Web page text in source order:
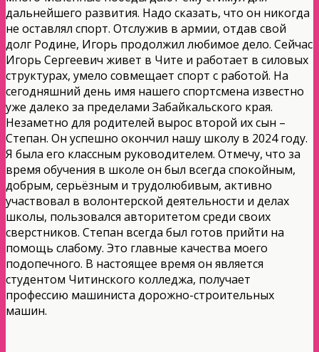
дальнейшего развития. Надо сказать, что он никогда
не оставлял спорт. Отслужив в армии, отдав свой
долг Родине, Игорь продолжил любимое дело. Сейчас
Игорь Сергеевич живет в Чите и работает в силовых
структурах, умело совмещает спорт с работой. На
сегодняшний день имя нашего спортсмена известно
уже далеко за пределами Забайкальского края.
Незаметно для родителей вырос второй их сын –
Степан. Он успешно окончил нашу школу в 2024 году.
Я была его классным руководителем. Отмечу, что за
время обучения в школе он был всегда спокойным,
добрым, серьёзным и трудолюбивым, активно
участвовал в волонтерской деятельности и делах
школы, пользовался авторитетом среди своих
сверстников. Степан всегда был готов прийти на
помощь слабому. Это главные качества моего
подопечного. В настоящее время он является
студентом Читинского колледжа, получает
профессию машиниста дорожно-строительных
машин.